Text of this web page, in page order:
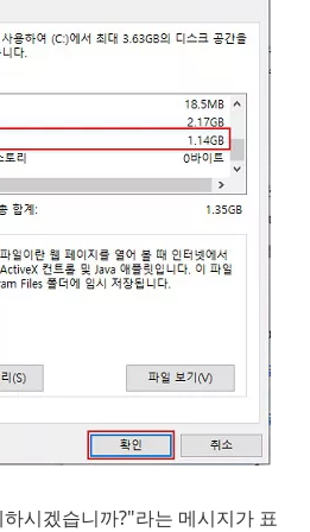
시겠습니까?"라는 메시지가 표